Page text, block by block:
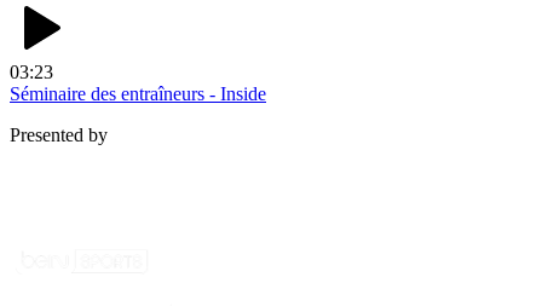
03:23
Séminaire des entraîneurs - Inside
Presented by